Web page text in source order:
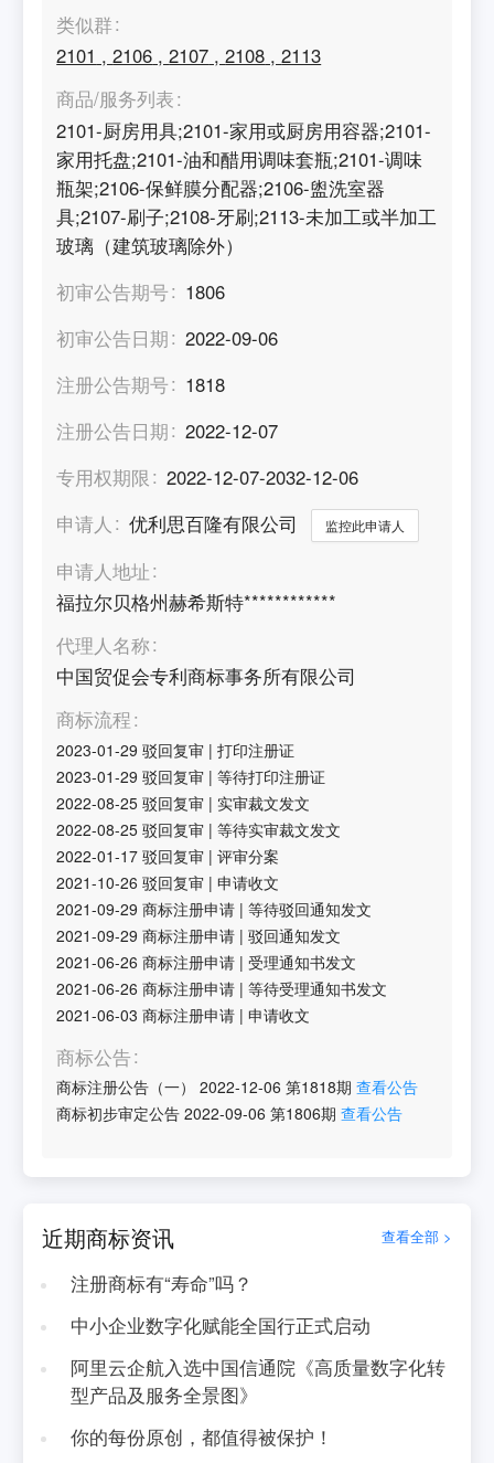
类似群
2101 ,2106 ,2107 ,2108 ,2113
商品/服务列表
2101-厨房用具;2101-家用或厨房用容器;2101-
家用托盘;2101-油和醋用调味套瓶;2101-调味
瓶架;2106-保鲜膜分配器;2106-盥洗室器
具;2107-刷子;2108-牙刷;2113-未加工或半加工
玻璃（建筑玻璃除外）
初审公告期号
1806
初审公告日期
2022-09-06
注册公告期号
1818
注册公告日期
2022-12-07
专用权期限
2022-12-07-2032-12-06
申请人
优利思百隆有限公司 监控此申请人
申请人地址
福拉尔贝格州赫希斯特************
代理人名称
中国贸促会专利商标事务所有限公司
商标流程
2023-01-29 驳回复审 |打印注册证
2023-01-29 驳回复审 |等待打印注册证
2022-08-25 驳回复审 | 实审裁文发文
2022-08-25 驳回复审 |等待实审裁文发文
2022-01-17 驳回复审 |评审分案
2021-10-26 驳回复审 |申请收文
2021-09-29 商标注册申请 |等待驳回通知发文
2021-09-29 商标注册申请 |驳回通知发文
2021-06-26 商标注册申请 |受理通知书发文
2021-06-26 商标注册申请 |等待受理通知书发文
2021-06-03 商标注册申请 |申请收文
商标公告
商标注册公告（一） 2022-12-06 第1818期 查看公告
商标初步审定公告 2022-09-06 第1806期 查看公告
近期商标资讯 查看全部 >
注册商标有“寿命”吗？
中小企业数字化赋能全国行正式启动
阿里云企航入选中国信通院《高质量数字化转
型产品及服务全景图》
你的每份原创，都值得被保护！